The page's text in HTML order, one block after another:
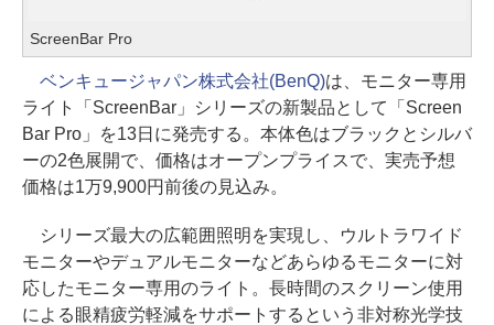
ScreenBar Pro
ベンキュージャパン株式会社(BenQ)は、モニター専用
ライト「ScreenBar」シリーズの新製品として「Screen
Bar Pro」を13日に発売する。本体色はブラックとシルバ
ーの2色展開で、価格はオープンプライスで、実売予想
価格は1万9,900円前後の見込み。
シリーズ最大の広範囲照明を実現し、ウルトラワイド
モニターやデュアルモニターなどあらゆるモニターに対
応したモニター専用のライト。長時間のスクリーン使用
による眼精疲労軽減をサポートするという非対称光学技